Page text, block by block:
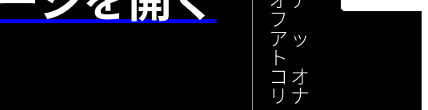
フ
アッ
ト
コオ
リナ